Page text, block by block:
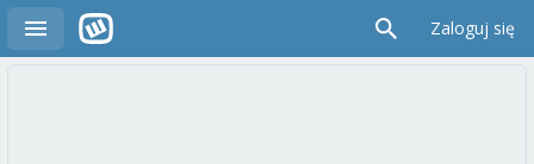
Zaloguj się